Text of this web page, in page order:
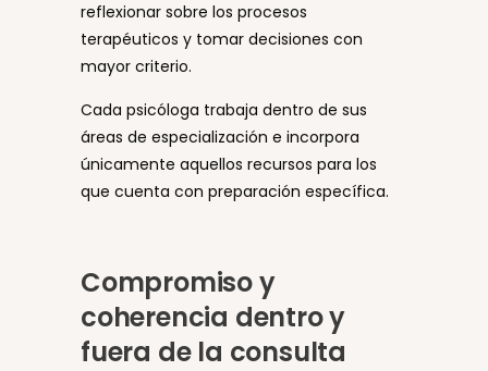
reflexionar sobre los procesos
terapéuticos y tomar decisiones con
mayor criterio.
Cada psicóloga trabaja dentro de sus
áreas de especialización e incorpora
únicamente aquellos recursos para los
que cuenta con preparación específica.
Compromiso y
coherencia dentro y
fuera de la consulta